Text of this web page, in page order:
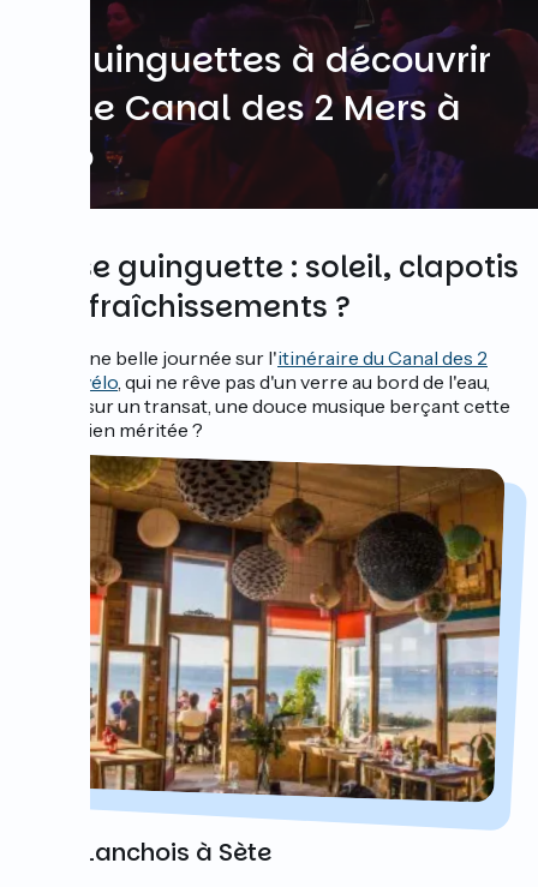
10 guinguettes à découvrir
sur le Canal des 2 Mers à
vélo
Pause guinguette : soleil, clapotis
et rafraîchissements ?
Après une belle journée sur l'itinéraire du Canal des 2
Mers à vélo, qui ne rêve pas d'un verre au bord de l'eau,
étendu sur un transat, une douce musique berçant cette
pause bien méritée ?
Chez Lanchois à Sète